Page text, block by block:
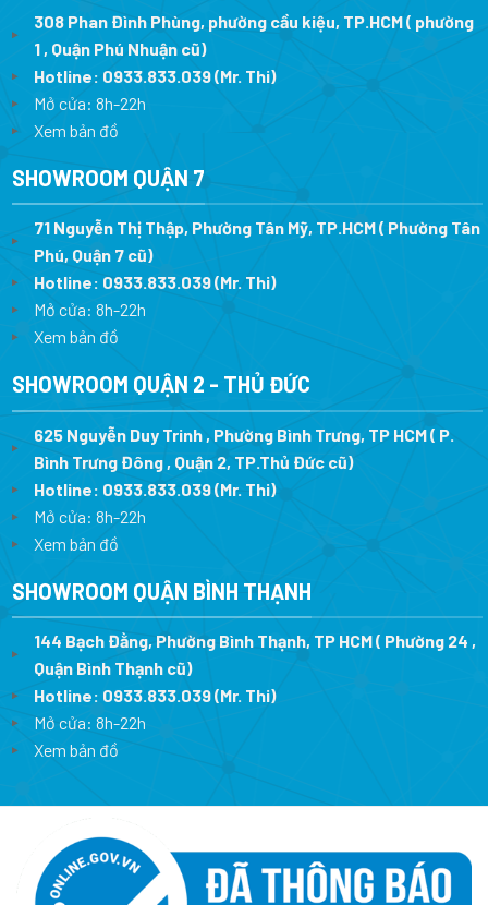
308 Phan Đình Phùng, phường cầu kiệu, TP.HCM ( phường
1 , Quận Phú Nhuận cũ)
Hotline: 0933.833.039(Mr. Thi)
Mở cửa: 8h-22h
Xem bản đồ
SHOWROOM QUẬN 7
71 Nguyễn Thị Thập, Phường Tân Mỹ, TP.HCM ( Phường Tân
Phú, Quận 7 cũ)
Hotline: 0933.833.039(Mr. Thi)
Mở cửa: 8h-22h
Xem bản đồ
SHOWROOM QUẬN 2 - THỦ ĐỨC
625 Nguyễn Duy Trinh , Phường Bình Trưng, TP HCM ( P.
Bình Trưng Đông , Quận 2, TP.Thủ Đức cũ)
Hotline: 0933.833.039(Mr. Thi)
Mở cửa: 8h-22h
Xem bản đồ
SHOWROOM QUẬN BÌNH THẠNH
144 Bạch Đằng, Phường Bình Thạnh, TP HCM ( Phường 24 ,
Quận Bình Thạnh cũ)
Hotline: 0933.833.039(Mr. Thi)
Mở cửa: 8h-22h
Xem bản đồ